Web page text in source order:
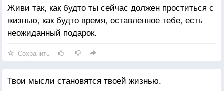
Живи так, как будто ты сейчас должен проститься с
жизнью, как будто время, оставленное тебе, есть
неожиданный подарок.
Сохранить
Твои мысли становятся твоей жизнью.